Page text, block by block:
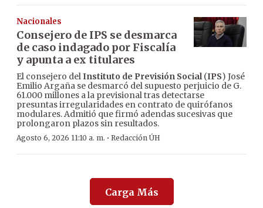
Nacionales
Consejero de IPS se desmarca
de caso indagado por Fiscalía
y apunta a ex titulares
El consejero delInstituto de Previsión Social(IPS) José
Emilio Argaña se desmarcó del supuesto perjuicio de G.
61.000 millones a la previsional tras detectarse
presuntas irregularidades en contrato de quirófanos
modulares. Admitió que firmó adendas sucesivas que
prolongaron plazos sin resultados.
Agosto 6, 2026 11:10 a. m. · Redacción ÚH
Carga Más